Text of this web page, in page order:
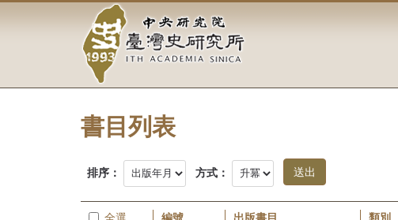
容
中
央
研
究
院-
臺
灣
書目列表
排序： 方式：